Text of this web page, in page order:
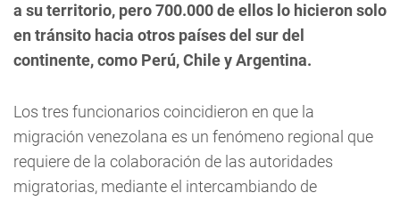
a su territorio, pero 700.000 de ellos lo hicieron solo
en tránsito hacia otros países del sur del
continente, como Perú, Chile y Argentina.
Los tres funcionarios coincidieron en que la
migración venezolana es un fenómeno regional que
requiere de la colaboración de las autoridades
migratorias, mediante el intercambiando de